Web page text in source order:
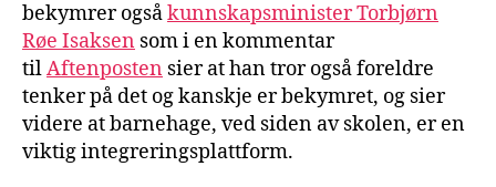
bekymrer ogsåkunnskapsminister Torbjørn
Røe Isaksen som i en kommentar
tilAftenposten sier at han tror også foreldre
tenker på det og kanskje er bekymret, og sier
videre at barnehage, ved siden av skolen, er en
viktig integreringsplattform.